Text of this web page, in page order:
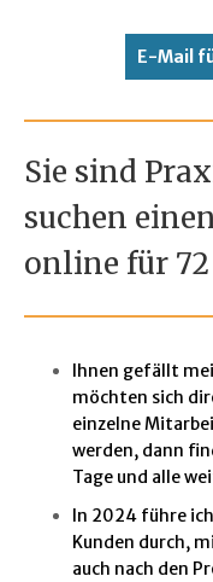
E-Mail
Sie sind
suchen
online für 72
Ihnen gefällt
möchten sich
einzelne
werden, dann
Tage und alle
In 2024 führe
Kunden durch,
auch nach den